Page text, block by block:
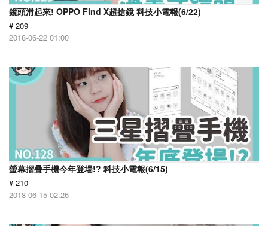
鏡頭滑起來! OPPO Find X超搶鏡 科技小電報(6/22)
# 209
2018-06-22 01:00
螢幕摺疊手機今年登場!? 科技小電報(6/15)
# 210
2018-06-15 02:26